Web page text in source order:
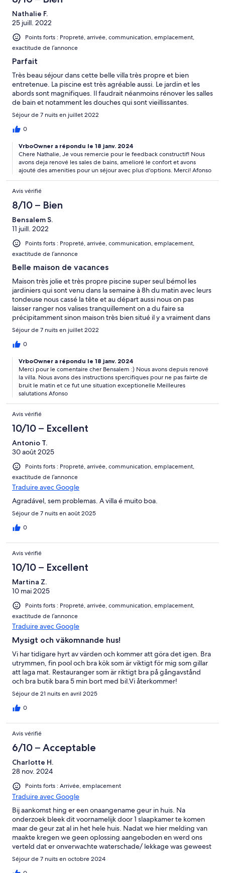
Nathalie F.
25 juill. 2022
Points forts : Propreté, arrivée, communication, emplacement,
exactitude de l’annonce
Parfait
Très beau séjour dans cette belle villa très propre et bien
entretenue. La piscine est très agréable aussi. Le jardin et les
abords sont magnifiques. Il faudrait néanmoins rénover les salles
de bain et notamment les douches qui sont vieillissantes.
Séjour de 7 nuits en juillet 2022
0
VrboOwner a répondu le 18 janv. 2024
Chere Nathalie, Je vous remercie pour le feedback constructif! Nous
avons deja renové les sales de bains, amelioré le confort et avons
ajouté des amenities pour un séjour avec plus d'options. Merci! Afonso
Avis vérifié
8/10 – Bien
Bensalem S.
11 juill. 2022
Points forts : Propreté, arrivée, communication, emplacement,
exactitude de l’annonce
Belle maison de vacances
Maison très jolie et très propre piscine super seul bémol les
jardiniers qui sont venu dans la semaine à 8h du matin avec leurs
tondeuse nous cassé la tête et au départ aussi nous on pas
laisser ranger nos valises tranquillement on a du faire sa
précipitamment sinon maison très bien situé il y a vraiment dans
a 10 min de la villa propriétaire sympa qui est disponible à tout
moment et n'est pas dérangeant du tout
Séjour de 7 nuits en juillet 2022
0
VrboOwner a répondu le 18 janv. 2024
Merci pour le comentaire cher Bensalem :) Nous avons depuis renové
la villa. Nous avons des instructions spercifiques pour ne pas fairte de
bruit le matin et ce fut une situation exceptionelle Meilleures
salutations Afonso
Avis vérifié
10/10 – Excellent
Antonio T.
30 août 2025
Points forts : Propreté, arrivée, communication, emplacement,
exactitude de l’annonce
Traduire avec Google
Agradável, sem problemas. A villa é muito boa.
Séjour de 7 nuits en août 2025
0
Avis vérifié
10/10 – Excellent
Martina Z.
10 mai 2025
Points forts : Propreté, arrivée, communication, emplacement,
exactitude de l’annonce
Traduire avec Google
Mysigt och väkomnande hus!
Vi har tidigare hyrt av värden och kommer att göra det igen. Bra
utrymmen, fin pool och bra kök som är viktigt för mig som gillar
att laga mat. Restauranger som är riktigt bra på gångavstånd
och bra butik bara 5 min bort med bil.Vi återkommer!
Séjour de 21 nuits en avril 2025
0
Avis vérifié
6/10 – Acceptable
Charlotte H.
28 nov. 2024
Points forts : Arrivée, emplacement
Traduire avec Google
Bij aankomst hing er een onaangename geur in huis. Na
onderzoek bleek dit voornamelijk door 1 slaapkamer te komen
maar de geur zat al in het hele huis. Nadat we hier melding van
maakte kregen we geen oplossing aangeboden en werd ons
verteld dat er onverwachte waterschade/ lekkage was geweest
eerder dit jaar. Hoewel we begrijpen dat dit uiterst vervelend is,
was het ook voor ons erg teleurstellend dat we de slaapkamer
Séjour de 7 nuits en octobre 2024